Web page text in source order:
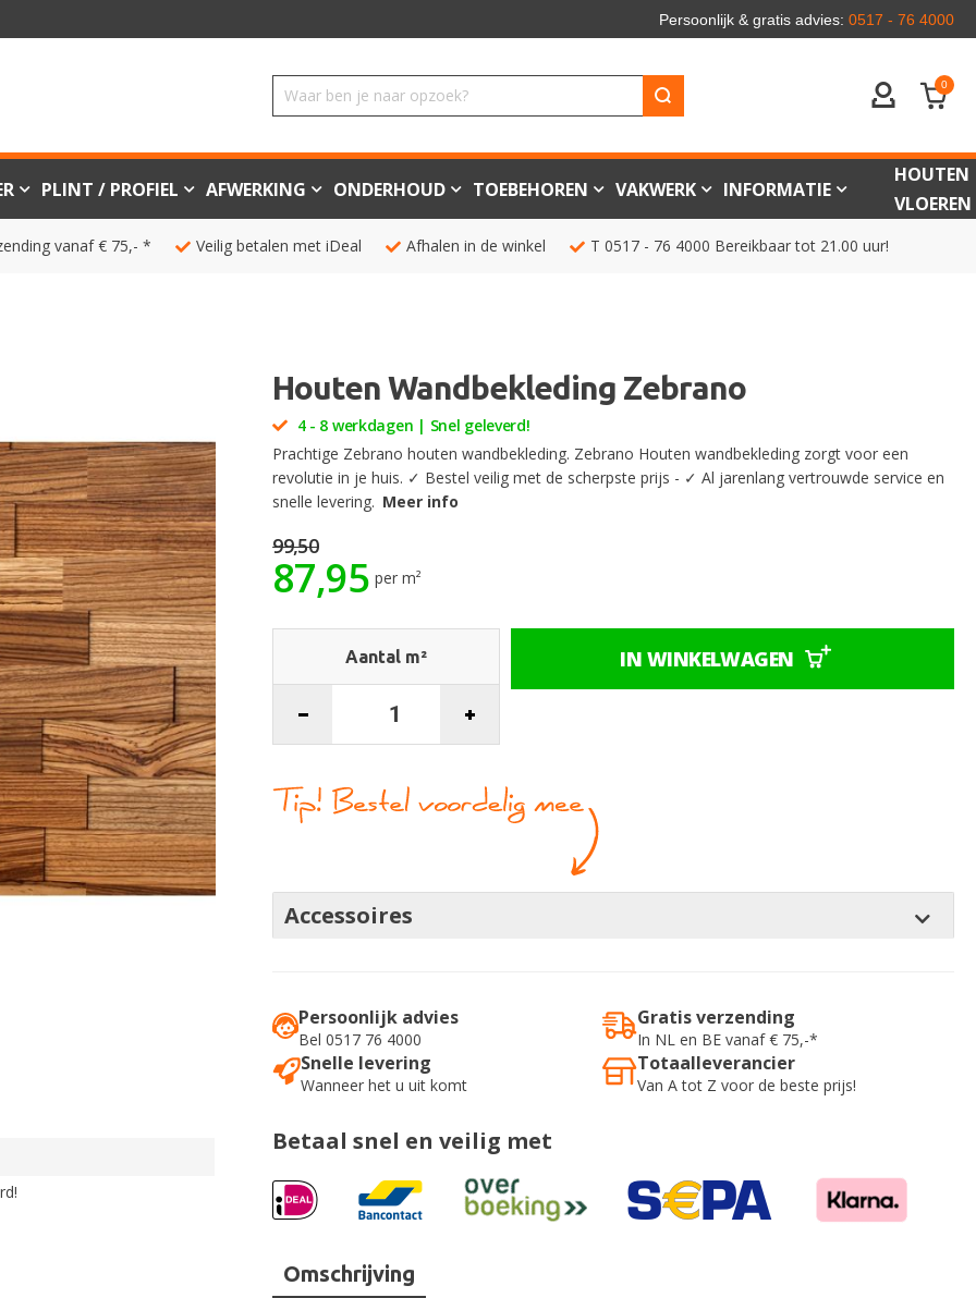
Persoonlijk & gratis advies: 0517 - 76 4000
ACCOUNT
0
PLINT / PROFIEL AFWERKING ONDERHOUD TOEBEHOREN VAKWERK INFORMATIE
HOUTEN
VLOEREN
vanaf € 75,- * Veilig betalen met iDeal Afhalen in de winkel T 0517 - 76 4000 Bereikbaar tot 21.00 uur!
Houten Wandbekleding Zebrano
4 - 8 werkdagen | Snel geleverd!
Prachtige Zebrano houten wandbekleding. Zebrano Houten wandbekleding zorgt voor een
revolutie in je huis. ✓ Bestel veilig met de scherpste prijs - ✓ Al jarenlang vertrouwde service en
snelle levering. Meer info
99,50
87,95 per m²
Aantal m²
Accessoires
IN WINKELWAGEN
Persoonlijk advies
Bel 0517 76 4000
Gratis verzending
In NL en BE vanaf € 75,-*
Snelle levering
Wanneer het u uit komt
Totaalleverancier
Van A tot Z voor de beste prijs!
Betaal snel en veilig met
Omschrijving